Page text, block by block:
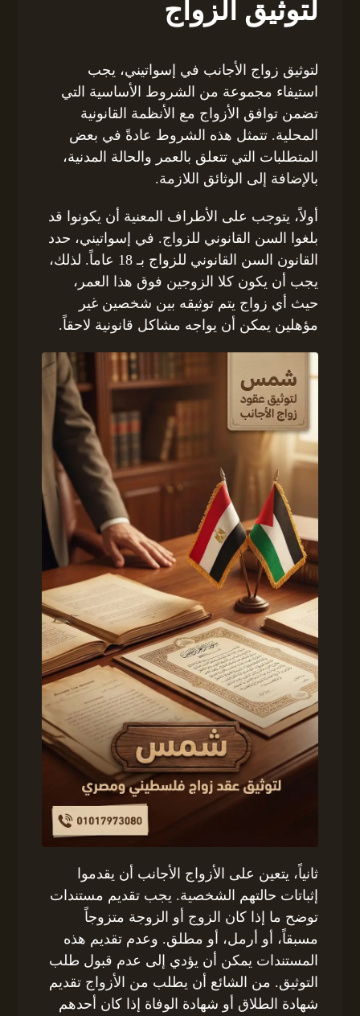
لتوثيق الزواج
لتوثيق زواج الأجانب في إسواتيني، يجب
استيفاء مجموعة من الشروط الأساسية التي
تضمن توافق الأزواج مع الأنظمة القانونية
المحلية. تتمثل هذه الشروط عادةً في بعض
المتطلبات التي تتعلق بالعمر والحالة المدنية،
بالإضافة إلى الوثائق اللازمة.
أولاً، يتوجب على الأطراف المعنية أن يكونوا قد
بلغوا السن القانوني للزواج. في إسواتيني، حدد
القانون السن القانوني للزواج بـ 18 عاماً. لذلك،
يجب أن يكون كلا الزوجين فوق هذا العمر،
حيث أي زواج يتم توثيقه بين شخصين غير
مؤهلين يمكن أن يواجه مشاكل قانونية لاحقاً.
ثانياً، يتعين على الأزواج الأجانب أن يقدموا
إثباتات حالتهم الشخصية. يجب تقديم مستندات
توضح ما إذا كان الزوج أو الزوجة متزوجاً
مسبقاً، أو أرمل، أو مطلق. وعدم تقديم هذه
المستندات يمكن أن يؤدي إلى عدم قبول طلب
التوثيق. من الشائع أن يطلب من الأزواج تقديم
شهادة الطلاق أو شهادة الوفاة إذا كان أحدهم